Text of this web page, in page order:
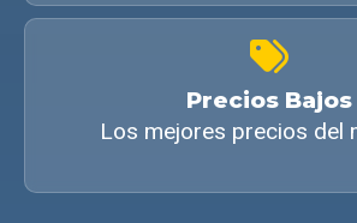
Precios Bajos
Los mejores precios del